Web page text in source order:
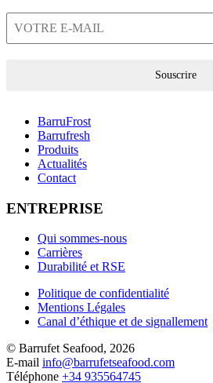
Souscrire
BarruFrost
Barrufresh
Produits
Actualités
Contact
ENTREPRISE
Qui sommes-nous
Carrières
Durabilité et RSE
Politique de confidentialité
Mentions Légales
Canal d’éthique et de signallement
© Barrufet Seafood, 2026
E-mail info@barrufetseafood.com
Téléphone +34 935564745